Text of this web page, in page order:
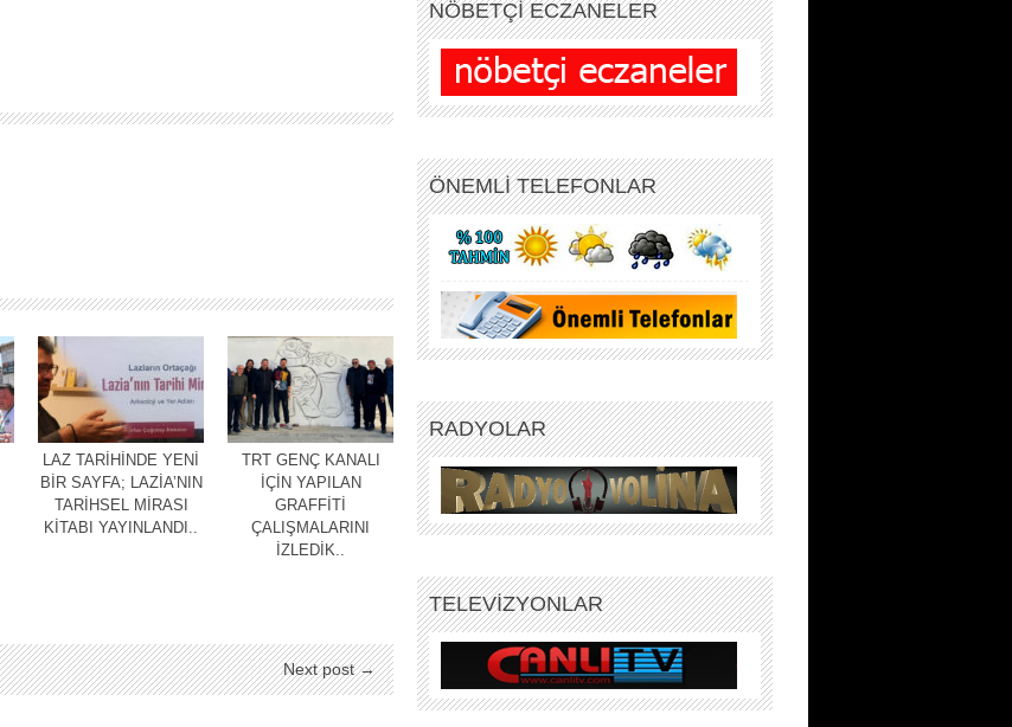
LAZ TARİHİNDE YENİ
BİR SAYFA; LAZİA’NIN
TARİHSEL MİRASI
KİTABI YAYINLANDI..
TRT GENÇ KANALI
İÇİN YAPILAN
GRAFFİTİ
ÇALIŞMALARINI
İZLEDİK..
Next post →
NÖBETÇİ ECZANELER
ÖNEMLİ TELEFONLAR
RADYOLAR
TELEVİZYONLAR